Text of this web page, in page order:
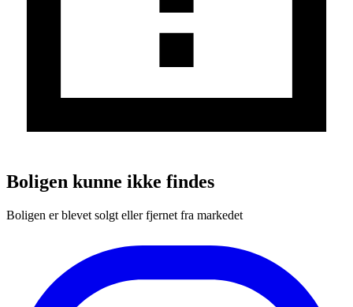
Boligen kunne ikke findes
Boligen er blevet solgt eller fjernet fra markedet